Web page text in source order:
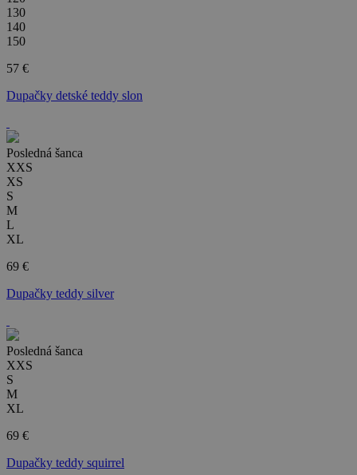
130
140
150
57 €
Dupačky detské teddy slon
Posledná šanca
XXS
XS
S
M
L
XL
69 €
Dupačky teddy silver
Posledná šanca
XXS
S
M
XL
69 €
Dupačky teddy squirrel